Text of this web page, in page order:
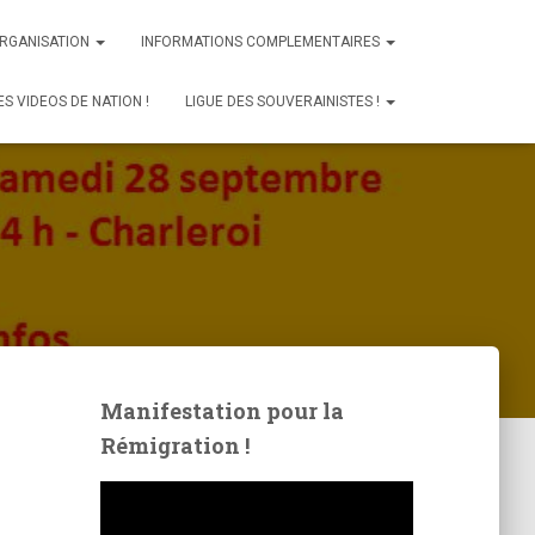
INFORMATIONS COMPLEMENTAIRES
VIDEOS DE NATION ! LIGUE DES SOUVERAINISTES !
Manifestation pour la
Rémigration !